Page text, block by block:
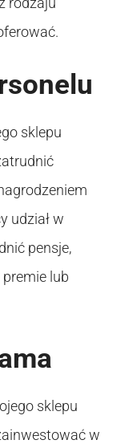
sklepu
udział w
pensje,
lub
sklepu
w